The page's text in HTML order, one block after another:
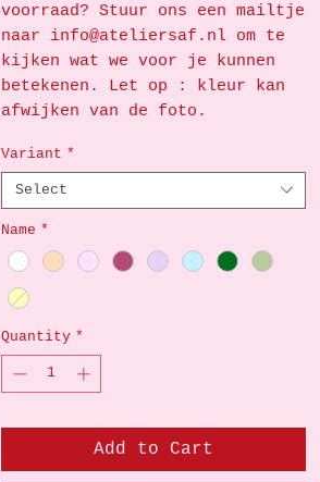
voorraad? Stuur ons een mailtje
naar info@ateliersaf.nl om te
kijken wat we voor je kunnen
betekenen. Let op : kleur kan
afwijken van de foto.
Variant *
Select
Name *
Quantity *
Add to Cart